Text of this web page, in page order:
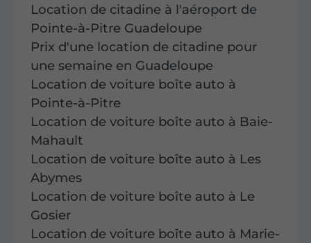
Location de citadine à l'aéroport de
Pointe-à-Pitre Guadeloupe
Prix d'une location de citadine pour
une semaine en Guadeloupe
Location de voiture boîte auto à
Pointe-à-Pitre
Location de voiture boîte auto à Baie-
Mahault
Location de voiture boîte auto à Les
Abymes
Location de voiture boîte auto à Le
Gosier
Location de voiture boîte auto à Marie-